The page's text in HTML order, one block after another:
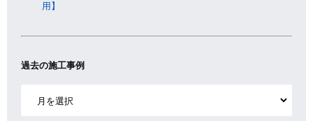
用】
過去の施工事例